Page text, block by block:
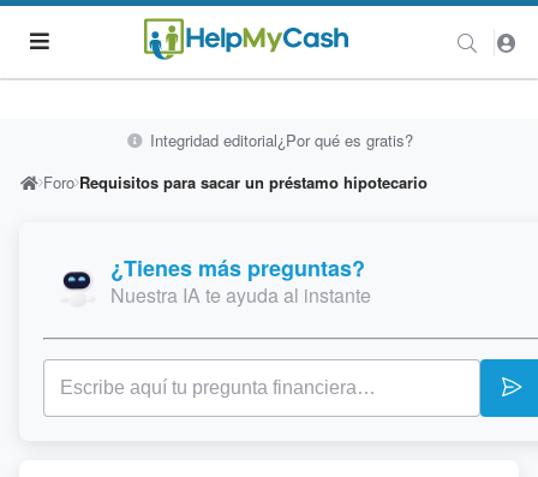
Integridad editorial¿Por qué es gratis?
Foro Requisitos para sacar un préstamo hipotecario
¿Tienes más preguntas?
Nuestra IA te ayuda al instante